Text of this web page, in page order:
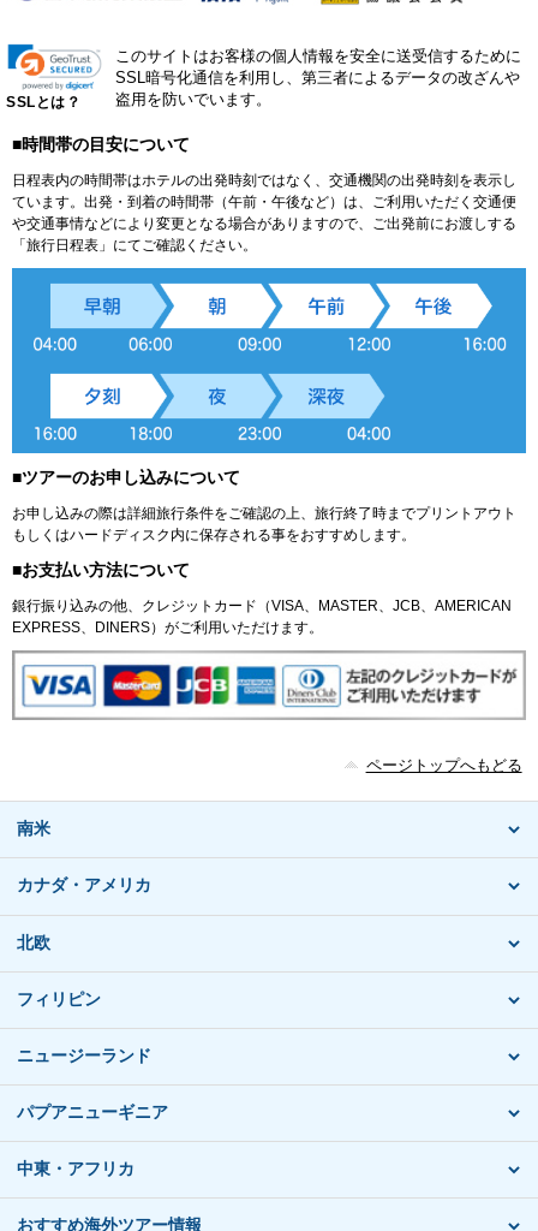
SSLとは？
このサイトはお客様の個人情報を安全に送受信するために
SSL暗号化通信を利用し、第三者によるデータの改ざんや
盗用を防いでいます。
■時間帯の目安について
日程表内の時間帯はホテルの出発時刻ではなく、交通機関の出発時刻を表示し
ています。出発・到着の時間帯（午前・午後など）は、ご利用いただく交通便
や交通事情などにより変更となる場合がありますので、ご出発前にお渡しする
「旅行日程表」にてご確認ください。
■ツアーのお申し込みについて
お申し込みの際は詳細旅行条件をご確認の上、旅行終了時までプリントアウト
もしくはハードディスク内に保存される事をおすすめします。
■お支払い方法について
銀行振り込みの他、クレジットカード（VISA、MASTER、JCB、AMERICAN
EXPRESS、DINERS）がご利用いただけます。
ページトップへもどる
南米
カナダ・アメリカ
北欧
フィリピン
ニュージーランド
パプアニューギニア
中東・アフリカ
おすすめ海外ツアー情報